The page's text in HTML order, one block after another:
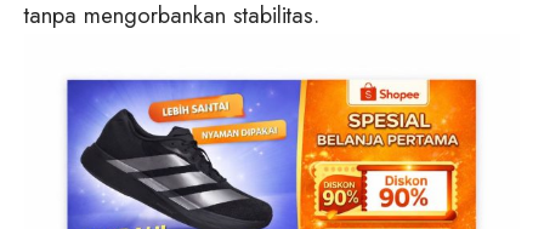
tanpa mengorbankan stabilitas.